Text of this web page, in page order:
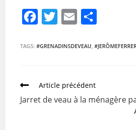
F
c
b
o
T
itt
E
ai ta
TAGS:#GRENADINSDEVEAU
Article précédent
Jarret de veau à la ménagère